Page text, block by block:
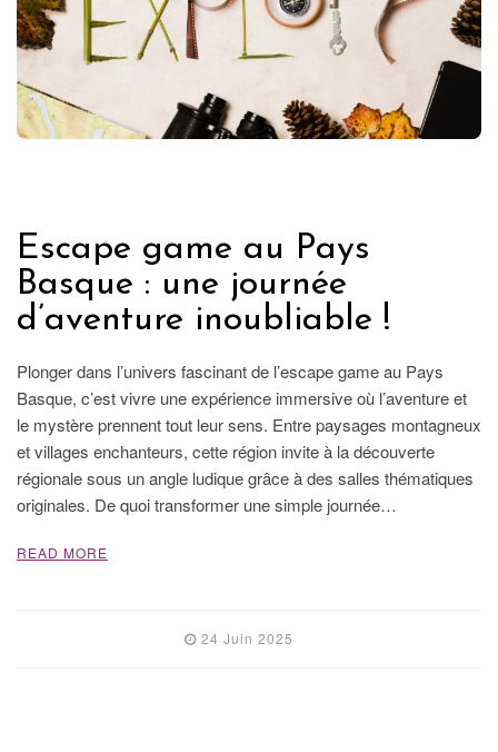
Escape game au Pays
Basque : une journée
d’aventure inoubliable !
Plonger dans l’univers fascinant de l’escape game au Pays
Basque, c’est vivre une expérience immersive où l’aventure et
le mystère prennent tout leur sens. Entre paysages montagneux
et villages enchanteurs, cette région invite à la découverte
régionale sous un angle ludique grâce à des salles thématiques
originales. De quoi transformer une simple journée…
READ MORE
24 Juin 2025